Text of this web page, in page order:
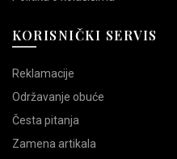
KORISNIČKI SERVIS
Reklamacije
Održavanje obuće
Česta pitanja
Zamena artikala